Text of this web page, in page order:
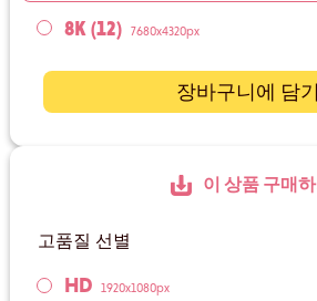
8K (12) 7680x4320px
장바구니에 담기
이 상품 구매
고품질 선별
HD 1920x1080px